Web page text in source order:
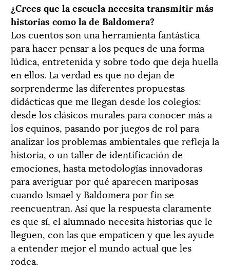
¿Crees que la escuela necesita transmitir más
historias como la de Baldomera?
Los cuentos son una herramienta fantástica
para hacer pensar a los peques de una forma
lúdica, entretenida y sobre todo que deja huella
en ellos. La verdad es que no dejan de
sorprenderme las diferentes propuestas
didácticas que me llegan desde los colegios:
desde los clásicos murales para conocer más a
los equinos, pasando por juegos de rol para
analizar los problemas ambientales que refleja la
historia, o un taller de identificación de
emociones, hasta metodologías innovadoras
para averiguar por qué aparecen mariposas
cuando Ismael y Baldomera por fin se
reencuentran. Así que la respuesta claramente
es que sí, el alumnado necesita historias que le
lleguen, con las que empaticen y que les ayude
a entender mejor el mundo actual que les
rodea.